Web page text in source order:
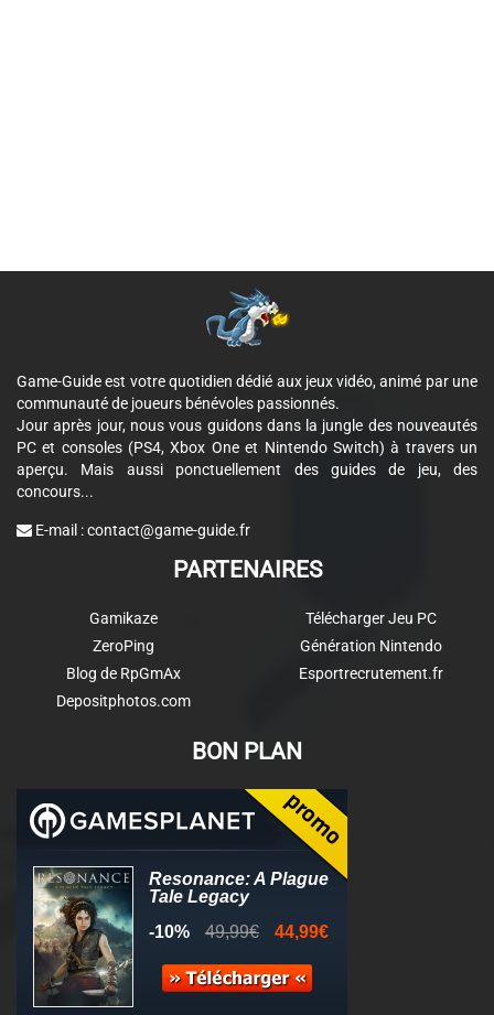
Game-Guide est votre quotidien dédié aux jeux vidéo, animé par une
communauté de joueurs bénévoles passionnés.
Jour après jour, nous vous guidons dans la jungle des nouveautés
PC et consoles (PS4, Xbox One et Nintendo Switch) à travers un
aperçu. Mais aussi ponctuellement des guides de jeu, des
concours...
E-mail :contact@game-guide.fr
PARTENAIRES
Gamikaze
ZeroPing
Blog de RpGmAx
Depositphotos.com
Télécharger Jeu PC
Génération Nintendo
Esportrecrutement.fr
BON PLAN